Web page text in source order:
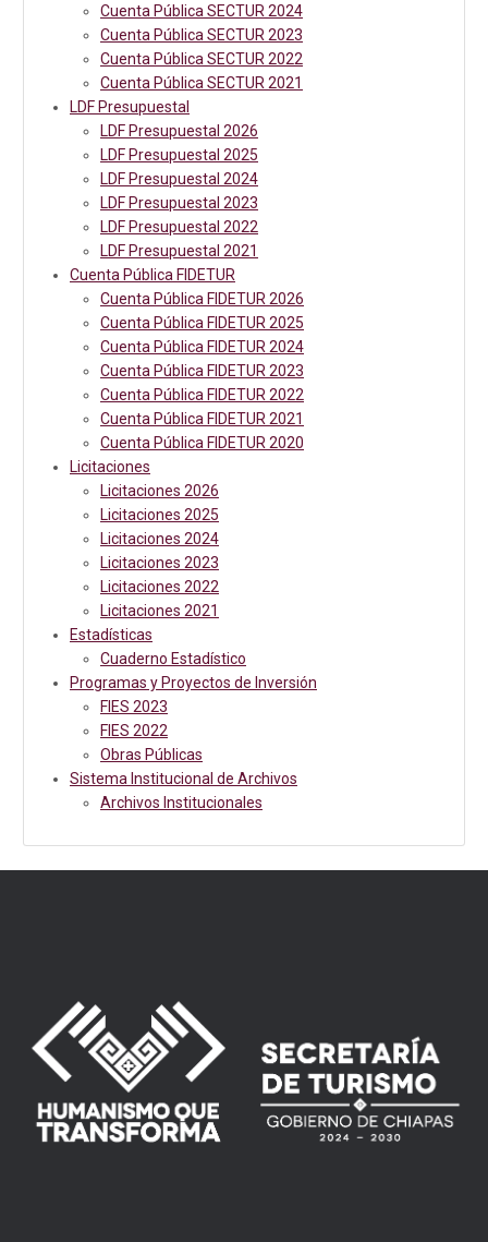
Cuenta Pública SECTUR 2024
Cuenta Pública SECTUR 2023
Cuenta Pública SECTUR 2022
Cuenta Pública SECTUR 2021
LDF Presupuestal
LDF Presupuestal 2026
LDF Presupuestal 2025
LDF Presupuestal 2024
LDF Presupuestal 2023
LDF Presupuestal 2022
LDF Presupuestal 2021
Cuenta Pública FIDETUR
Cuenta Pública FIDETUR 2026
Cuenta Pública FIDETUR 2025
Cuenta Pública FIDETUR 2024
Cuenta Pública FIDETUR 2023
Cuenta Pública FIDETUR 2022
Cuenta Pública FIDETUR 2021
Cuenta Pública FIDETUR 2020
Licitaciones
Licitaciones 2026
Licitaciones 2025
Licitaciones 2024
Licitaciones 2023
Licitaciones 2022
Licitaciones 2021
Estadísticas
Cuaderno Estadístico
Programas y Proyectos de Inversión
FIES 2023
FIES 2022
Obras Públicas
Sistema Institucional de Archivos
Archivos Institucionales